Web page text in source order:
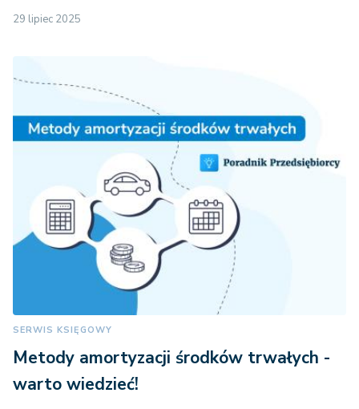
29 lipiec 2025
SERWIS KSIĘGOWY
Metody amortyzacji środków trwałych -
warto wiedzieć!